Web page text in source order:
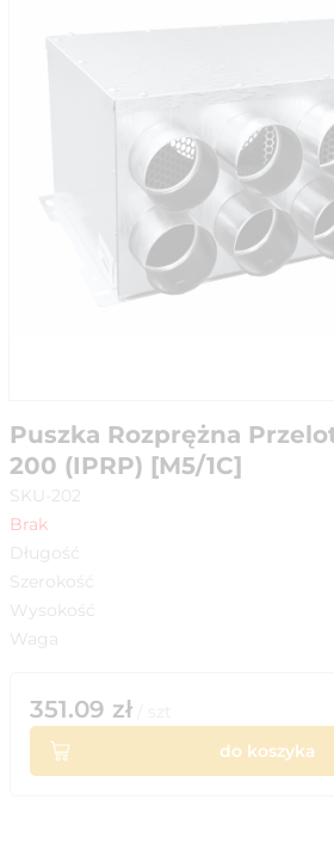
Puszka Rozprężna
200 (IPRP) [M5/1C]
SKU-202
Brak
Długość
Szerokość
Wysokość
Waga
351.09 zł
do koszyka